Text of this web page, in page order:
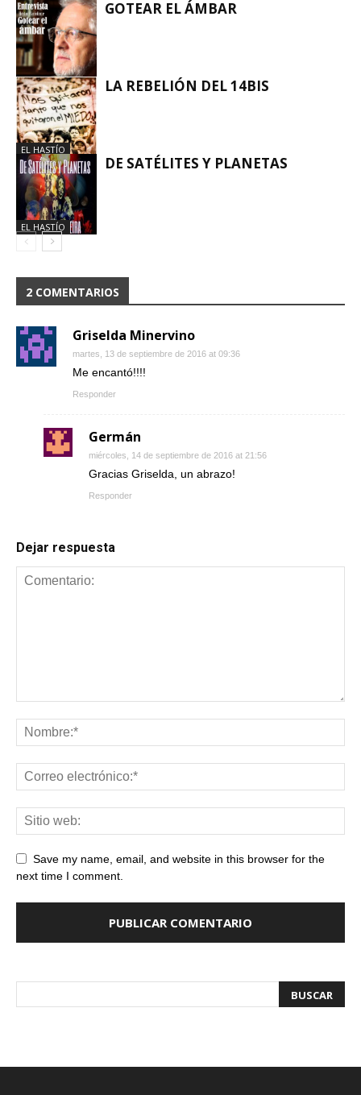
EL HASTÍO
EL HASTÍO
GOTEAR EL ÁMBAR
EL HASTÍO
LA REBELIÓN DEL 14BIS
EL HASTÍO
DE SATÉLITES Y PLANETAS
2 COMENTARIOS
Griselda Minervino
martes, 13 de septiembre de 2016 at 09:36
Me encantó!!!!
Responder
Germán
miércoles, 14 de septiembre de 2016 at 21:56
Gracias Griselda, un abrazo!
Responder
Dejar respuesta
Save my name, email, and website in this browser for the
next time I comment.